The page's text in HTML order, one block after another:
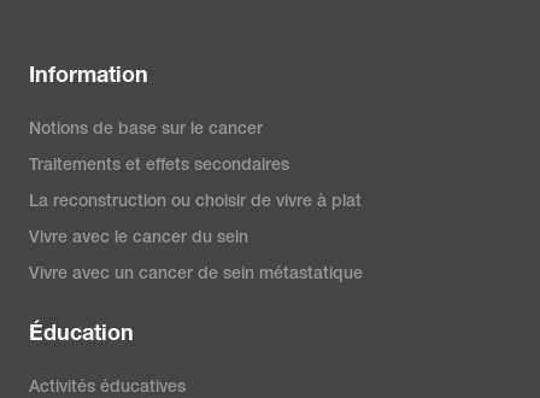
Information
Notions de base sur le cancer
Traitements et effets secondaires
La reconstruction ou choisir de vivre à plat
Vivre avec le cancer du sein
Vivre avec un cancer de sein métastatique
Éducation
Activités éducatives